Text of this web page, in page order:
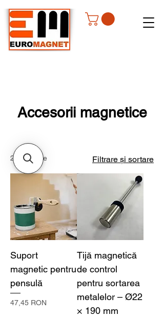
Accesorii magnetice
29 produse Filtrare și sortare
Suport
magnetic pentru
pensulă
Preț
47,45 RON
Tijă magnetică
de control
pentru sortarea
metalelor – Ø22
× 190 mm